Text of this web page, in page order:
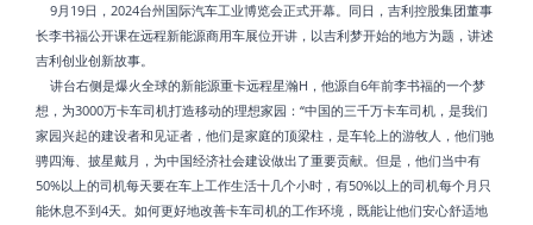
9月19日，2024台州国际汽车工业博览会正式开幕。同日，吉利控股集团董事
长李书福公开课在远程新能源商用车展位开讲，以吉利梦开始的地方为题，讲述
吉利创业创新故事。
讲台右侧是爆火全球的新能源重卡远程星瀚H，他源自6年前李书福的一个梦
想，为3000万卡车司机打造移动的理想家园：“中国的三千万卡车司机，是我们
家园兴起的建设者和见证者，他们是家庭的顶梁柱，是车轮上的游牧人，他们驰
骋四海、披星戴月，为中国经济社会建设做出了重要贡献。但是，他们当中有
50%以上的司机每天要在车上工作生活十几个小时，有50%以上的司机每个月只
能休息不到4天。如何更好地改善卡车司机的工作环境，既能让他们安心舒适地